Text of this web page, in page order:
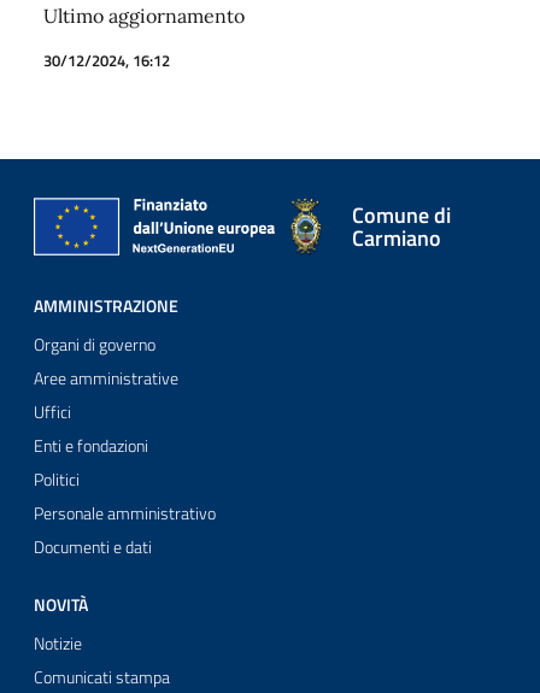
Ultimo aggiornamento
30/12/2024, 16:12
Comune di
Carmiano
AMMINISTRAZIONE
Organi di governo
Aree amministrative
Uffici
Enti e fondazioni
Politici
Personale amministrativo
Documenti e dati
NOVITÀ
Notizie
Comunicati stampa